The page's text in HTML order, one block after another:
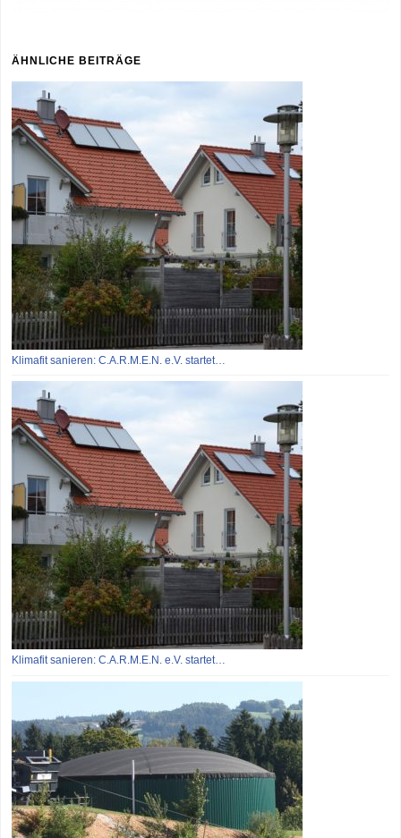
ÄHNLICHE BEITRÄGE
Klimafit sanieren: C.A.R.M.E.N. e.V. startet…
Klimafit sanieren: C.A.R.M.E.N. e.V. startet…